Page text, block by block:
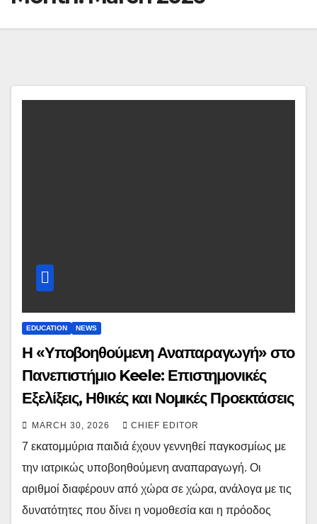
EDUCATION NEWS
Η «Υποβοηθούμενη Αναπαραγωγή» στο
Πανεπιστήμιο Keele: Επιστημονικές
Εξελίξεις, Ηθικές και Νομικές Προεκτάσεις
MARCH 30, 2026 CHIEF EDITOR
7 εκατομμύρια παιδιά έχουν γεννηθεί παγκοσμίως με
την ιατρικώς υποβοηθούμενη αναπαραγωγή. Οι
αριθμοί διαφέρουν από χώρα σε χώρα, ανάλογα με τις
δυνατότητες που δίνει η νομοθεσία και η πρόοδος